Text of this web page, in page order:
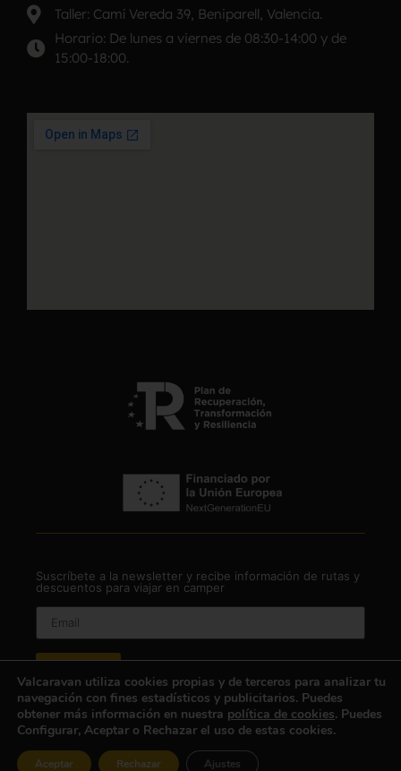
Taller: Camí Vereda 39, Beniparell, Valencia.
Horario: De lunes a viernes de 08:30-14:00 y de
15:00-18:00.
Suscríbete a la newsletter y recibe información de rutas y
descuentos para viajar en camper
¡Suscríbeme a la lista de correo!
Valcaravan utiliza cookies propias y de terceros para analizar tu
navegación con fines estadísticos y publicitarios. Puedes
obtener más información en nuestra política de cookies. Puedes
Configurar, Aceptar o Rechazar el uso de estas cookies.
Aceptar Rechazar Ajustes